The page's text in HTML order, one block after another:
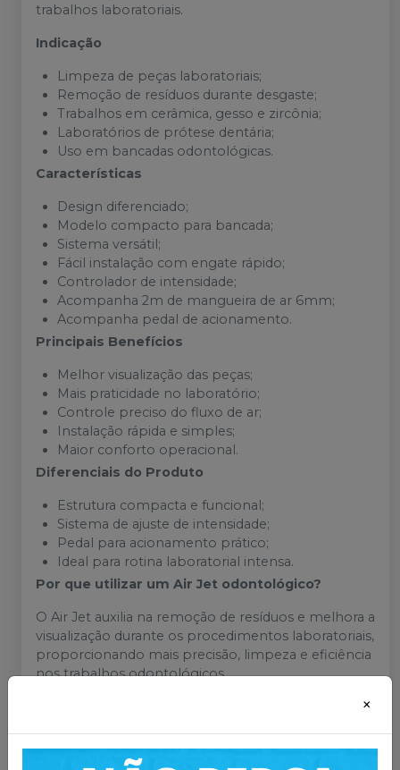
trabalhos laboratoriais.
Indicação
Limpeza de peças laboratoriais;
Remoção de resíduos durante desgaste;
Trabalhos em cerâmica, gesso e zircônia;
Laboratórios de prótese dentária;
Uso em bancadas odontológicas.
Características
Design diferenciado;
Modelo compacto para bancada;
Sistema versátil;
Fácil instalação com engate rápido;
Controlador de intensidade;
Acompanha 2m de mangueira de ar 6mm;
Acompanha pedal de acionamento.
Principais Benefícios
Melhor visualização das peças;
Mais praticidade no laboratório;
Controle preciso do fluxo de ar;
Instalação rápida e simples;
Maior conforto operacional.
Diferenciais do Produto
Estrutura compacta e funcional;
Sistema de ajuste de intensidade;
Pedal para acionamento prático;
Ideal para rotina laboratorial intensa.
Por que utilizar um Air Jet odontológico?
O Air Jet auxilia na remoção de resíduos e melhora a
visualização durante os procedimentos laboratoriais,
proporcionando mais precisão, limpeza e eficiência
nos trabalhos odontológicos.
Mais informações sobre o produto:
×